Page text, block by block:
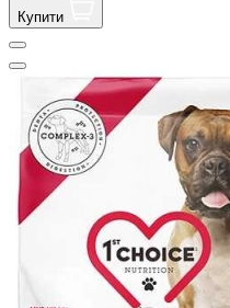
Купити